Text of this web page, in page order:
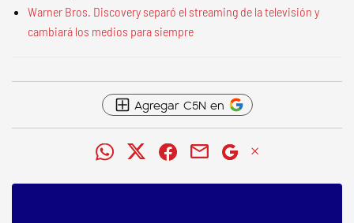
Warner Bros. Discovery separó el streaming de la televisión y
cambiará los medios para siempre
Agregar C5N en